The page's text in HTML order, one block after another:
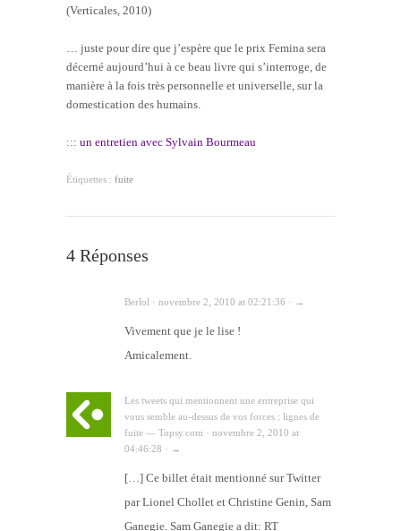
(Verticales, 2010)
… juste pour dire que j’espère que le prix Femina sera
décerné aujourd’hui à ce beau livre qui s’interroge, de
manière à la fois très personnelle et universelle, sur la
domestication des humains.
::: un entretien avec Sylvain Bourmeau
Étiquettes : fuite
4 Réponses
Berlol · novembre 2, 2010 at 02:21:36 · →
Vivement que je le lise !
Amicalement.
Les tweets qui mentionnent une entreprise qui
vous semble au-dessus de vos forces : lignes de
fuite — Topsy.com · novembre 2, 2010 at
04:46:28 · →
[…] Ce billet était mentionné sur Twitter
par Lionel Chollet et Christine Genin, Sam
Ganegie. Sam Ganegie a dit: RT